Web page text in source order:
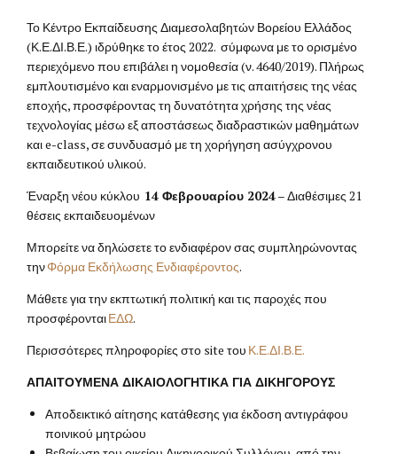
Το Κέντρο Εκπαίδευσης Διαμεσολαβητών Βορείου Ελλάδος
(Κ.Ε.ΔΙ.Β.Ε.) ιδρύθηκε το έτος 2022. σύμφωνα με το ορισμένο
περιεχόμενο που επιβάλει η νομοθεσία (ν. 4640/2019). Πλήρως
εμπλουτισμένο και εναρμονισμένο με τις απαιτήσεις της νέας
εποχής, προσφέροντας τη δυνατότητα χρήσης της νέας
τεχνολογίας μέσω εξ αποστάσεως διαδραστικών μαθημάτων
και e-class, σε συνδυασμό με τη χορήγηση ασύγχρονου
εκπαιδευτικού υλικού.
Έναρξη νέου κύκλου 14 Φεβρουαρίου 2024– Διαθέσιμες 21
θέσεις εκπαιδευομένων
Μπορείτε να δηλώσετε το ενδιαφέρον σας συμπληρώνοντας
τηνΦόρμα Εκδήλωσης Ενδιαφέροντος.
Μάθετε για την εκπτωτική πολιτική και τις παροχές που
προσφέρονταιΕΔΩ.
Περισσότερες πληροφορίες στο site του Κ.Ε.ΔΙ.Β.Ε.
ΑΠΑΙΤΟΥΜΕΝΑ ΔΙΚΑΙΟΛΟΓΗΤΙΚΑ ΓΙΑ ΔΙΚΗΓΟΡΟΥΣ
Αποδεικτικό αίτησης κατάθεσης για έκδοση αντιγράφου
ποινικού μητρώου